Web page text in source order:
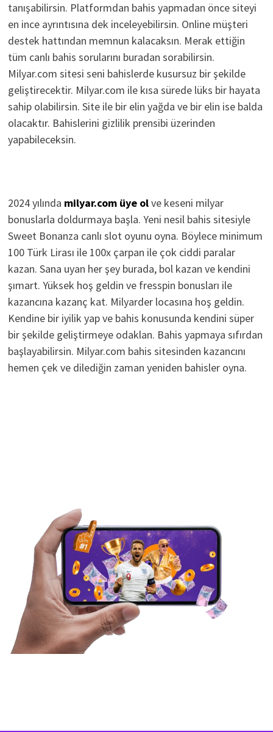
tanışabilirsin. Platformdan bahis yapmadan önce siteyi
en ince ayrıntısına dek inceleyebilirsin. Online müşteri
destek hattından memnun kalacaksın. Merak ettiğin
tüm canlı bahis sorularını buradan sorabilirsin.
Milyar.com sitesi seni bahislerde kusursuz bir şekilde
geliştirecektir. Milyar.com ile kısa sürede lüks bir hayata
sahip olabilirsin. Site ile bir elin yağda ve bir elin ise balda
olacaktır. Bahislerini gizlilik prensibi üzerinden
yapabileceksin.
2024 yılında milyar.com üye olve keseni milyar
bonuslarla doldurmaya başla. Yeni nesil bahis sitesiyle
Sweet Bonanza canlı slot oyunu oyna. Böylece minimum
100 Türk Lirası ile 100x çarpan ile çok ciddi paralar
kazan. Sana uyan her şey burada, bol kazan ve kendini
şımart. Yüksek hoş geldin ve fresspin bonusları ile
kazancına kazanç kat. Milyarder locasına hoş geldin.
Kendine bir iyilik yap ve bahis konusunda kendini süper
bir şekilde geliştirmeye odaklan. Bahis yapmaya sıfırdan
başlayabilirsin. Milyar.com bahis sitesinden kazancını
hemen çek ve dilediğin zaman yeniden bahisler oyna.